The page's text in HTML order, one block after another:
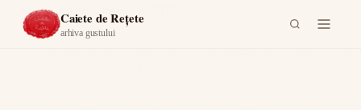
Caiete de Rețete
arhiva gustului
Acasă ›